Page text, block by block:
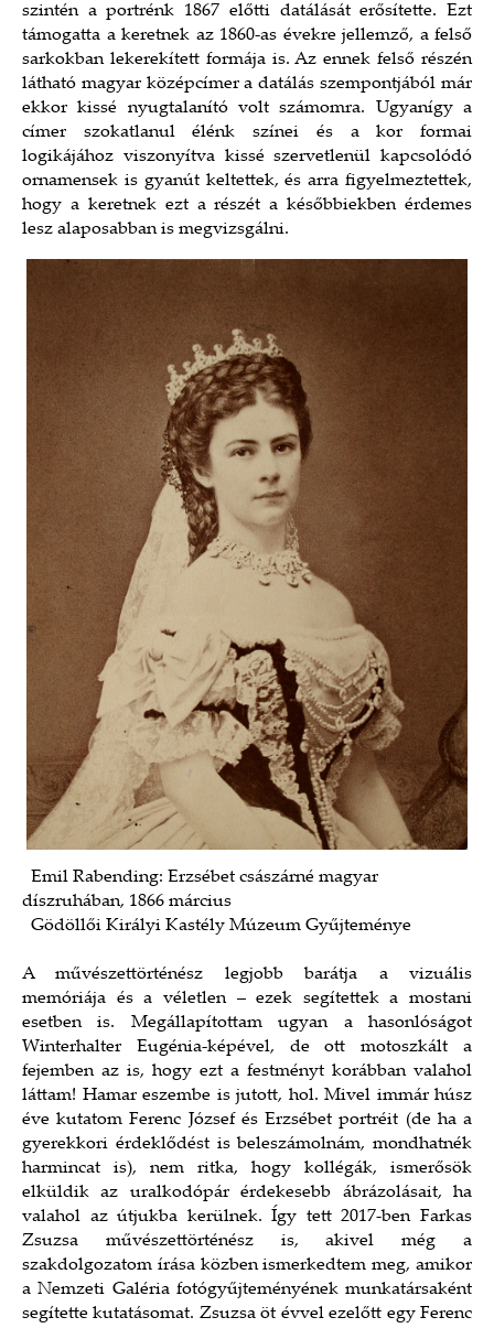
szintén a portrénk 1867 előtti datálását erősítette. Ezt
támogatta a keretnek az 1860-as évekre jellemző, a felső
sarkokban lekerekített formája is. Az ennek felső részén
látható magyar középcímer a datálás szempontjából már
ekkor kissé nyugtalanító volt számomra. Ugyanígy a
címer szokatlanul élénk színei és a kor formai
logikájához viszonyítva kissé szervetlenül kapcsolódó
ornamensek is gyanút keltettek, és arra figyelmeztettek,
hogy a keretnek ezt a részét a későbbiekben érdemes
lesz alaposabban is megvizsgálni.
Emil Rabending: Erzsébet császárné magyar
díszruhában, 1866 március
Gödöllői Királyi Kastély Múzeum Gyűjteménye
A művészettörténész legjobb barátja a vizuális
memóriája és a véletlen – ezek segítettek a mostani
esetben is. Megállapítottam ugyan a hasonlóságot
Winterhalter Eugénia-képével, de ott motoszkált a
fejemben az is, hogy ezt a festményt korábban valahol
láttam! Hamar eszembe is jutott, hol. Mivel immár húsz
éve kutatom Ferenc József és Erzsébet portréit (de ha a
gyerekkori érdeklődést is beleszámolnám, mondhatnék
harmincat is), nem ritka, hogy kollégák, ismerősök
elküldik az uralkodópár érdekesebb ábrázolásait, ha
valahol az útjukba kerülnek. Így tett 2017-ben Farkas
Zsuzsa művészettörténész is, akivel még a
szakdolgozatom írása közben ismerkedtem meg, amikor
a Nemzeti Galéria fotógyűjteményének munkatársaként
segítette kutatásomat. Zsuzsa öt évvel ezelőtt egy Ferenc